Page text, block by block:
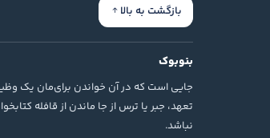
بازگشت به بالا
بنوبوک
جایی است که در آن خواندن برای‌مان یک
تعهد، جبر یا ترس از جا ماندن از قافله
نباشد.